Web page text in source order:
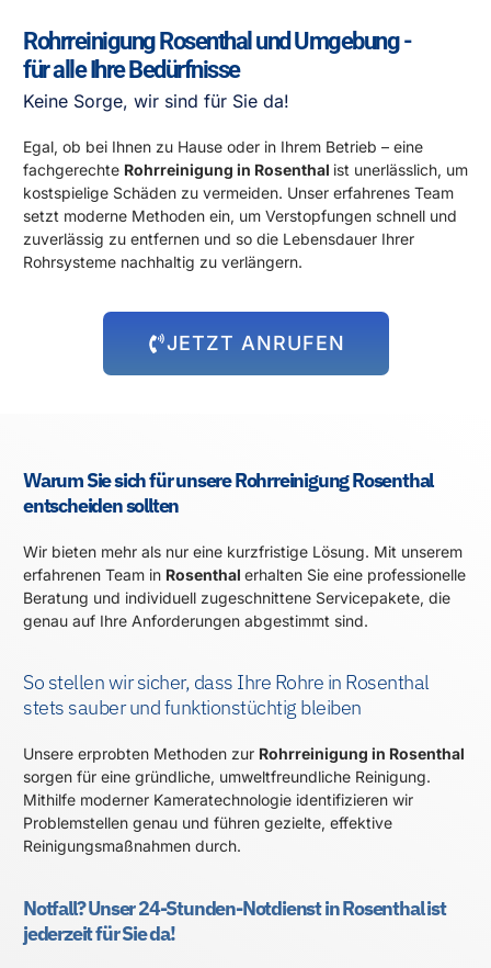
Rohrreinigung Rosenthal und Umgebung -
für alle Ihre Bedürfnisse
Keine Sorge, wir sind für Sie da!
Egal, ob bei Ihnen zu Hause oder in Ihrem Betrieb – eine
fachgerechte Rohrreinigung in Rosenthal ist unerlässlich, um
kostspielige Schäden zu vermeiden. Unser erfahrenes Team
setzt moderne Methoden ein, um Verstopfungen schnell und
zuverlässig zu entfernen und so die Lebensdauer Ihrer
Rohrsysteme nachhaltig zu verlängern.
JETZT ANRUFEN
Warum Sie sich für unsere Rohrreinigung Rosenthal
entscheiden sollten
Wir bieten mehr als nur eine kurzfristige Lösung. Mit unserem
erfahrenen Team in Rosenthal erhalten Sie eine professionelle
Beratung und individuell zugeschnittene Servicepakete, die
genau auf Ihre Anforderungen abgestimmt sind.
So stellen wir sicher, dass Ihre Rohre in Rosenthal
stets sauber und funktionstüchtig bleiben
Unsere erprobten Methoden zur Rohrreinigung in Rosenthal
sorgen für eine gründliche, umweltfreundliche Reinigung.
Mithilfe moderner Kameratechnologie identifizieren wir
Problemstellen genau und führen gezielte, effektive
Reinigungsmaßnahmen durch.
Notfall? Unser 24-Stunden-Notdienst in Rosenthal ist
jederzeit für Sie da!